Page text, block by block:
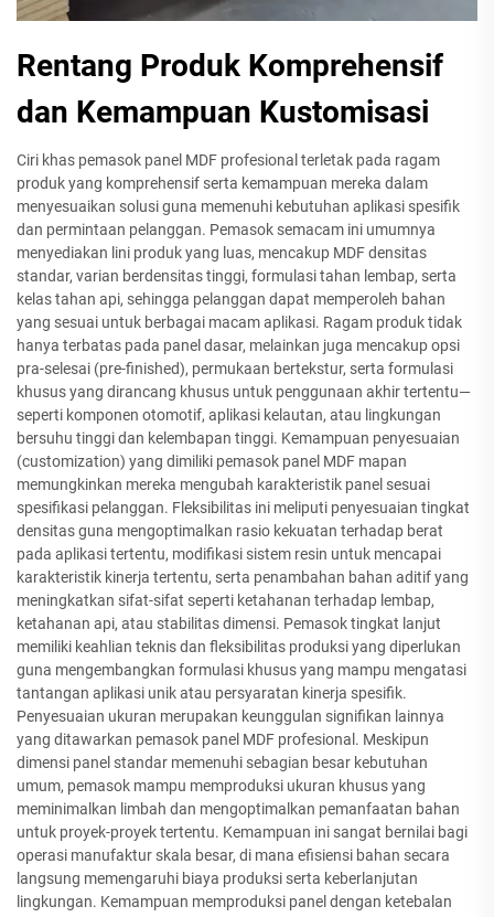
Rentang Produk Komprehensif
dan Kemampuan Kustomisasi
Ciri khas pemasok panel MDF profesional terletak pada ragam
produk yang komprehensif serta kemampuan mereka dalam
menyesuaikan solusi guna memenuhi kebutuhan aplikasi spesifik
dan permintaan pelanggan. Pemasok semacam ini umumnya
menyediakan lini produk yang luas, mencakup MDF densitas
standar, varian berdensitas tinggi, formulasi tahan lembap, serta
kelas tahan api, sehingga pelanggan dapat memperoleh bahan
yang sesuai untuk berbagai macam aplikasi. Ragam produk tidak
hanya terbatas pada panel dasar, melainkan juga mencakup opsi
pra-selesai (pre-finished), permukaan bertekstur, serta formulasi
khusus yang dirancang khusus untuk penggunaan akhir tertentu—
seperti komponen otomotif, aplikasi kelautan, atau lingkungan
bersuhu tinggi dan kelembapan tinggi. Kemampuan penyesuaian
(customization) yang dimiliki pemasok panel MDF mapan
memungkinkan mereka mengubah karakteristik panel sesuai
spesifikasi pelanggan. Fleksibilitas ini meliputi penyesuaian tingkat
densitas guna mengoptimalkan rasio kekuatan terhadap berat
pada aplikasi tertentu, modifikasi sistem resin untuk mencapai
karakteristik kinerja tertentu, serta penambahan bahan aditif yang
meningkatkan sifat-sifat seperti ketahanan terhadap lembap,
ketahanan api, atau stabilitas dimensi. Pemasok tingkat lanjut
memiliki keahlian teknis dan fleksibilitas produksi yang diperlukan
guna mengembangkan formulasi khusus yang mampu mengatasi
tantangan aplikasi unik atau persyaratan kinerja spesifik.
Penyesuaian ukuran merupakan keunggulan signifikan lainnya
yang ditawarkan pemasok panel MDF profesional. Meskipun
dimensi panel standar memenuhi sebagian besar kebutuhan
umum, pemasok mampu memproduksi ukuran khusus yang
meminimalkan limbah dan mengoptimalkan pemanfaatan bahan
untuk proyek-proyek tertentu. Kemampuan ini sangat bernilai bagi
operasi manufaktur skala besar, di mana efisiensi bahan secara
langsung memengaruhi biaya produksi serta keberlanjutan
lingkungan. Kemampuan memproduksi panel dengan ketebalan